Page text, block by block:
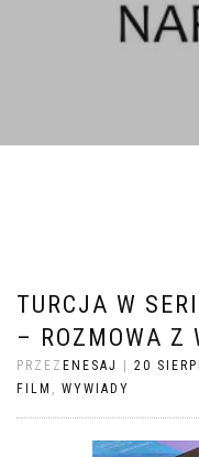
TURCJA W
– ROZMOWA Z
PRZEZ ENESAJ 20
FILM , WYWIADY